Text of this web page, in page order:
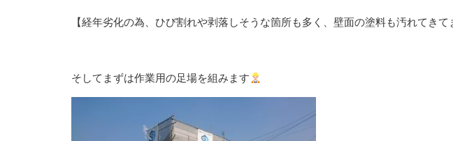
【経年劣化の為、ひび割れや剥落しそうな箇所も多く、壁面の塗料も汚れてきて
そしてまずは作業用の足場を組みます